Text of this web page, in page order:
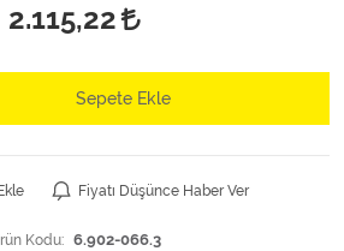
2.115,22
Sepete Ekle
Fiyatı Düşünce Haber Ver
Kodu: 6.902-066.3